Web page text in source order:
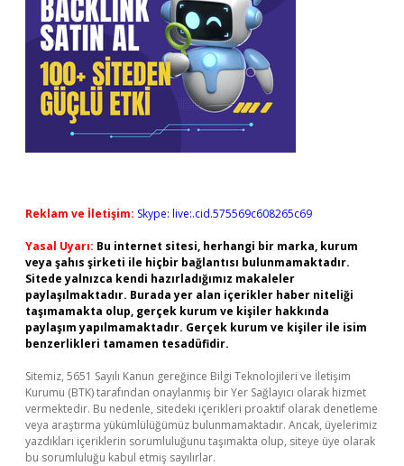
Reklam ve İletişim: Skype: live:.cid.575569c608265c69
Yasal Uyarı: Bu internet sitesi, herhangi bir marka, kurum
veya şahıs şirketi ile hiçbir bağlantısı bulunmamaktadır.
Sitede yalnızca kendi hazırladığımız makaleler
paylaşılmaktadır. Burada yer alan içerikler haber niteliği
taşımamakta olup, gerçek kurum ve kişiler hakkında
paylaşım yapılmamaktadır. Gerçek kurum ve kişiler ile isim
benzerlikleri tamamen tesadüfidir.
Sitemiz, 5651 Sayılı Kanun gereğince Bilgi Teknolojileri ve İletişim
Kurumu (BTK) tarafından onaylanmış bir Yer Sağlayıcı olarak hizmet
vermektedir. Bu nedenle, sitedeki içerikleri proaktif olarak denetleme
veya araştırma yükümlülüğümüz bulunmamaktadır. Ancak, üyelerimiz
yazdıkları içeriklerin sorumluluğunu taşımakta olup, siteye üye olarak
bu sorumluluğu kabul etmiş sayılırlar.